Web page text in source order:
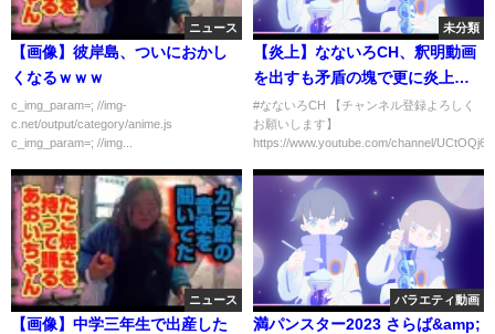
ニュース
【画像】彼岸島、ついにおかし
くなるｗｗｗ
c_img_param=; //img-
c.net/output/category/anime.js
c_img_param=; //img...
未分類
【炎上】なないろCH、釈明動画
を出すも矛盾の塊で更に炎上ｗ
火に油を注ぐだけｗ
#なないろCH 【チャンネル登録よろしく
お願いします】
https://www.youtube.com/channel/
ニュース
【画像】中学三年生で出産した
バラエティ動画
満パンスター2023 さらば&amp;